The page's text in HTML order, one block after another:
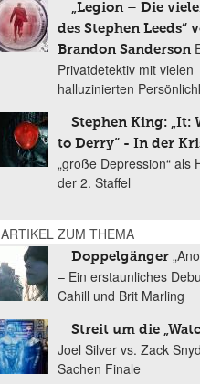
„Legion – Die
des Stephen Leeds“
Brandon Sanderson
Privatdetektiv mit vielen
halluzinierten
Stephen King: „It:
to Derry“ - In der
„große Depression“ als
der 2. Staffel
ARTIKEL ZUM THEMA
Doppelgänger
– Ein erstaunliches
Cahill und Brit Marling
Streit um die
Joel Silver vs. Zack
Sachen Finale